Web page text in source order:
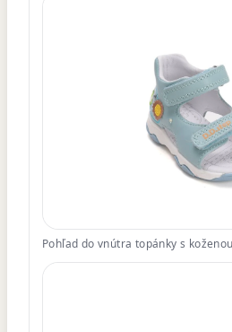
Pohľad do vnútra topánky s